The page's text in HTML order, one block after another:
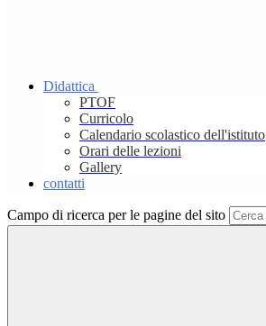
Didattica
PTOF
Curricolo
Calendario scolastico dell'istituto
Orari delle lezioni
Gallery
contatti
Campo di ricerca per le pagine del sito